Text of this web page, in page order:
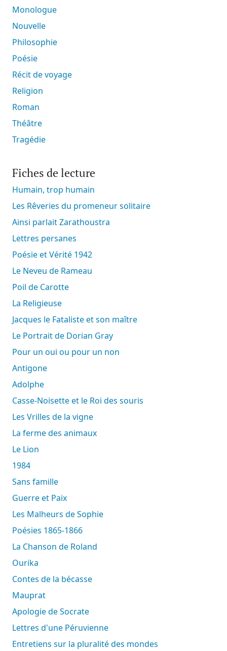
Monologue
Nouvelle
Philosophie
Poésie
Récit de voyage
Religion
Roman
Théâtre
Tragédie
Fiches de lecture
Humain, trop humain
Les Rêveries du promeneur solitaire
Ainsi parlait Zarathoustra
Lettres persanes
Poésie et Vérité 1942
Le Neveu de Rameau
Poil de Carotte
La Religieuse
Jacques le Fataliste et son maître
Le Portrait de Dorian Gray
Pour un oui ou pour un non
Antigone
Adolphe
Casse-Noisette et le Roi des souris
Les Vrilles de la vigne
La ferme des animaux
Le Lion
1984
Sans famille
Guerre et Paix
Les Malheurs de Sophie
Poésies 1865-1866
La Chanson de Roland
Ourika
Contes de la bécasse
Mauprat
Apologie de Socrate
Lettres d'une Péruvienne
Entretiens sur la pluralité des mondes